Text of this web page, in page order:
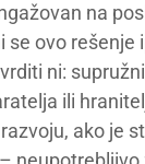
na
se ovo rešenje
ni:
ili
ako je